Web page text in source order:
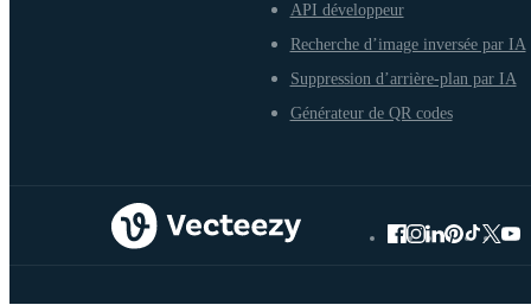
API développeur
Recherche d’image inversée par IA
Suppression d’arrière-plan par IA
Générateur de QR codes